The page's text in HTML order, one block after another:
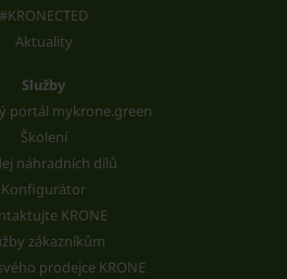
#KRONECTED
Aktuality
Služby
portál mykrone.green
Školení
náhradních dílů
Konfigurátor
KRONE
zákazníkům
prodejce KRONE